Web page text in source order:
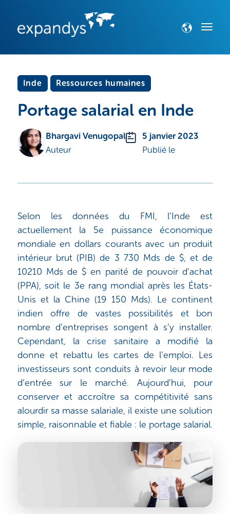
Inde Ressources humaines
Portage salarial en Inde
Bhargavi Venugopal
Auteur
5 janvier 2023
Publié le
Selon les données du FMI, l’Inde est
actuellement la 5e puissance économique
mondiale en dollars courants avec un produit
intérieur brut (PIB) de 3 730 Mds de $, et de
10210 Mds de $ en parité de pouvoir d’achat
(PPA), soit le 3e rang mondial après les États-
Unis et la Chine (19 150 Mds). Le continent
indien offre de vastes possibilités et bon
nombre d’entreprises songent à s’y installer.
Cependant, la crise sanitaire a modifié la
donne et rebattu les cartes de l’emploi. Les
investisseurs sont conduits à revoir leur mode
d’entrée sur le marché. Aujourd’hui, pour
conserver et accroître sa compétitivité sans
alourdir sa masse salariale, il existe une solution
simple, raisonnable et fiable : le portage salarial.